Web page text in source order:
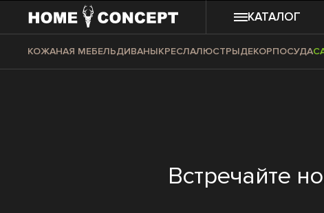
КАТАЛОГ
КОЖАНАЯ МЕБЕЛЬДИВАНЫКРЕСЛАЛЮСТРЫДЕКОРПОСУДА
Встречайте